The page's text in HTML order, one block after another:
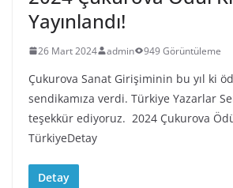
Yayınlandı!
26 Mart 2024 admin 949 Görüntüleme
Çukurova Sanat Girişiminin bu yıl ki
sendikamıza verdi. Türkiye Yazarlar
teşekkür ediyoruz. 2024 Çukurova
TürkiyeDetay
Detay